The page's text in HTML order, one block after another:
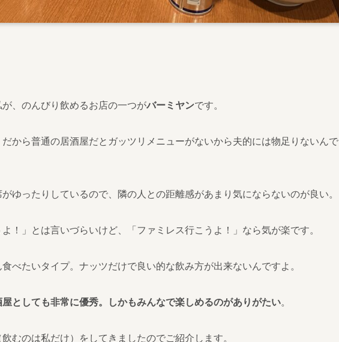
、のんびり飲めるお店の一つがバーミヤンです。
から普通の居酒屋だとガッツリメニューがないから夫的には物足りないんで
ゆったりしているので、隣の人との距離感があまり気にならないのが良い。
！」とは言いづらいけど、「ファミレス行こうよ！」なら気が楽です。
べたいタイプ。ナッツだけで良い的な飲み方が出来ないんですよ。
としても非常に優秀。しかもみんなで楽しめるのがありがたい。
むのは私だけ）をしてきましたのでご紹介します。